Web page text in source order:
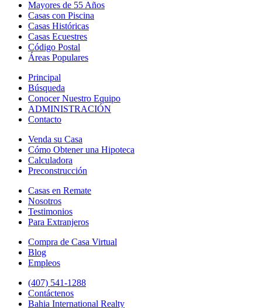
Mayores de 55 Años
Casas con Piscina
Casas Históricas
Casas Ecuestres
Código Postal
Áreas Populares
Principal
Búsqueda
Conocer Nuestro Equipo
ADMINISTRACIÓN
Contacto
Venda su Casa
Cómo Obtener una Hipoteca
Calculadora
Preconstrucción
Casas en Remate
Nosotros
Testimonios
Para Extranjeros
Compra de Casa Virtual
Blog
Empleos
(407) 541-1288
Contáctenos
Bahia International Realty